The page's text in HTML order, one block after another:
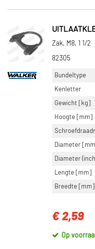
Zak, M8, 1 1/2
82305
Bundeltype
Kenletter
Gewicht [kg]
Hoogte [mm]
Diameter [mm]
Diameter
Lengte [mm]
Breedte [mm]
€ 2,59
Op